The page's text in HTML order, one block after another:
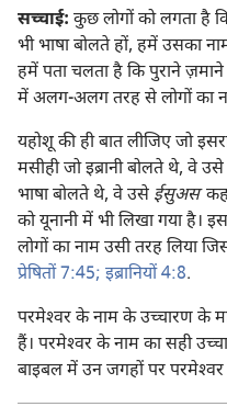
सच्चाई: कुछ लोगों को लगता है
भी भाषा बोलते हों, हमें उसका
हमें पता चलता है कि पुराने
में अलग-अलग तरह से लोगों का
यहोशू की ही बात लीजिए जो
मसीही जो इब्रानी बोलते थे, वे उसे
भाषा बोलते थे, वे उसे ईसुअस
को यूनानी में भी लिखा गया है।
लोगों का नाम उसी तरह लिया
प्रेषितों 7:45; इब्रानियों 4:8.
परमेश्‍वर के नाम के उच्चारण के
हैं। परमेश्‍वर के नाम का सही
बाइबल में उन जगहों पर